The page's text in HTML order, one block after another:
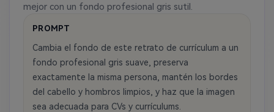
mejor con un fondo profesional gris sutil.
PROMPT
Cambia el fondo de este retrato de currículum a un
fondo profesional gris suave, preserva
exactamente la misma persona, mantén los bordes
del cabello y hombros limpios, y haz que la imagen
sea adecuada para CVs y currículums.